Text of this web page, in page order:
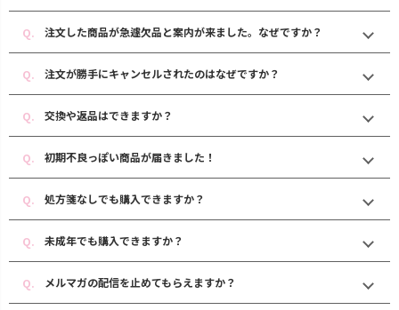
注文した商品が急遽欠品と案内が来ました。なぜですか？
注文が勝手にキャンセルされたのはなぜですか？
交換や返品はできますか？
初期不良っぽい商品が届きました！
処方箋なしでも購入できますか？
未成年でも購入できますか？
メルマガの配信を止めてもらえますか？